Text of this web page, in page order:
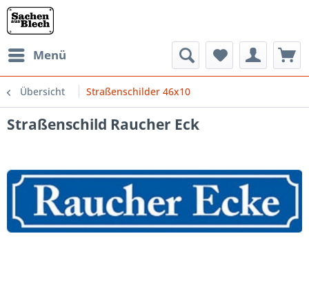
Menü
Übersicht Straßenschilder 46x10
Straßenschild Raucher Eck